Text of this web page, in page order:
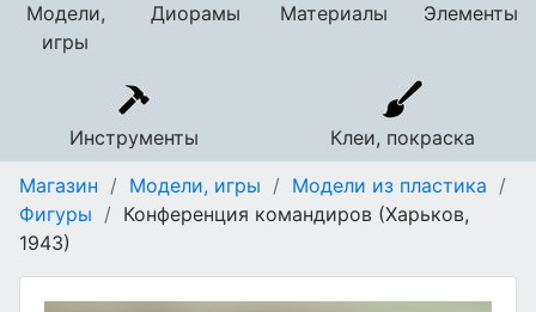
Модели,
игры
Диорамы Материалы Элементы
Инструменты
Клеи, покраска
Магазин / Модели, игры / Модели из пластика /
Фигуры / Конференция командиров (Харьков,
1943)